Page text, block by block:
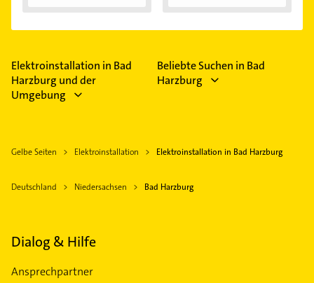
Elektroinstallation in Bad
Harzburg und der
Umgebung
Beliebte Suchen in Bad
Harzburg
Gelbe Seiten Elektroinstallation Elektroinstallation in Bad Harzburg
Deutschland Niedersachsen Bad Harzburg
Dialog & Hilfe
Ansprechpartner